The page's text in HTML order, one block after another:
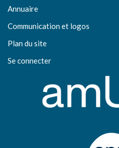
Annuaire
Communication et logos
Plan du site
Se connecter